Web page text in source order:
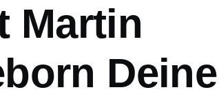
Martin
Deine